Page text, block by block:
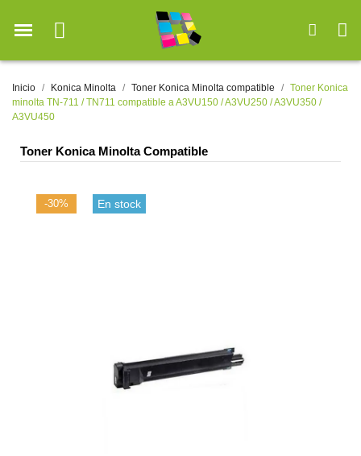
Inicio Konica Minolta Toner Konica Minolta compatible
Toner Konica
minolta TN-711 / TN711 compatible a A3VU150 / A3VU250 / A3VU350 /
A3VU450
Toner Konica Minolta Compatible
-30% En stock